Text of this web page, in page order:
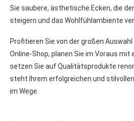
Sie saubere, ästhetische Ecken, die
steigern und das Wohlfühlambiente
Profitieren Sie von der großen
Online-Shop, planen Sie im Voraus mit
setzen Sie auf Qualitätsprodukte
steht Ihrem erfolgreichen und
im Wege.